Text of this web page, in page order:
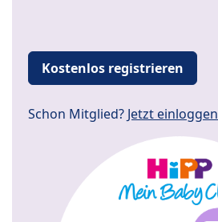
Kostenlos registrieren
Schon Mitglied? Jetzt einloggen